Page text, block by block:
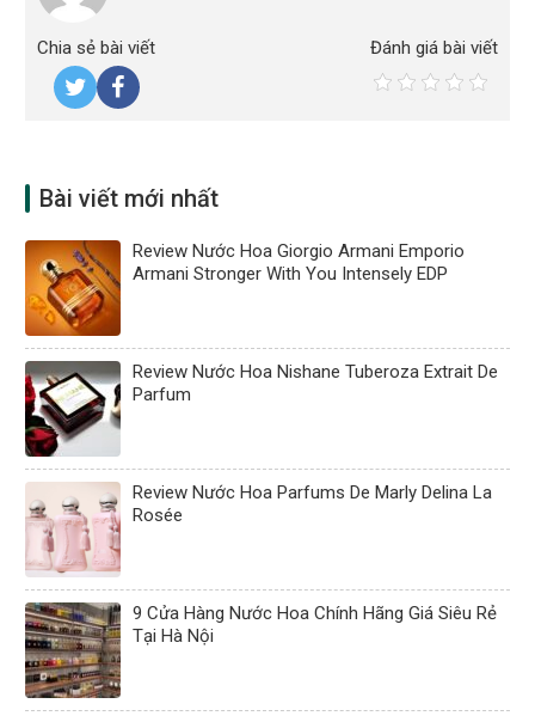
Chia sẻ bài viết Đánh giá bài viết
Bài viết mới nhất
Review Nước Hoa Giorgio Armani Emporio
Armani Stronger With You Intensely EDP
Review Nước Hoa Nishane Tuberoza Extrait De
Parfum
Review Nước Hoa Parfums De Marly Delina La
Rosée
9 Cửa Hàng Nước Hoa Chính Hãng Giá Siêu Rẻ
Tại Hà Nội